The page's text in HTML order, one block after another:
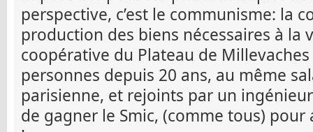
perspective, c’est le communisme: la
production des biens nécessaires à la
coopérative du Plateau de
personnes depuis 20 ans, au même
parisienne, et rejoints par un
de gagner le Smic, (comme tous)